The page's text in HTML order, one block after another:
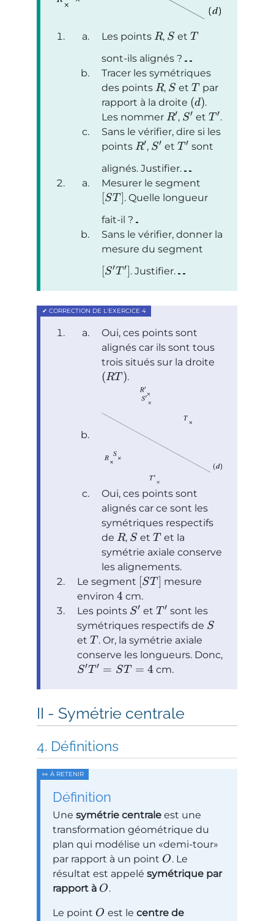
Les points R, S etT
sont-ils alignés ?
Tracer les symétriques
des points R, S etTpar
rapport à la droite (d).
Les nommer R′, S′ etT′.
Sans le vérifier, dire si les
points R′, S′ etT′ sont
alignés. Justifier.
Mesurer le segment
[ST]. Quelle longueur
fait-il ?
Sans le vérifier, donner la
mesure du segment
[S′T′]. Justifier.
Oui, ces points sont
alignés car ils sont tous
trois situés sur la droite
(RT).
Oui, ces points sont
alignés car ce sont les
symétriques respectifs
de R, S etTet la
symétrie axiale conserve
les alignements.
Le segment [ST] mesure
environ 4 cm.
Les points S′ etT′ sont les
symétriques respectifs de S
et T . Or, la symétrie axiale
conserve les longueurs. Donc,
S′T′ = ST = 4 cm.
Symétrie centrale
Définitions
Définition
Une symétrie centrale est une
transformation géométrique du
plan qui modélise un
demi-tour
par rapport à un point O. Le
résultat est appelé symétrique par
rapport à O.
Le point O est le centre de